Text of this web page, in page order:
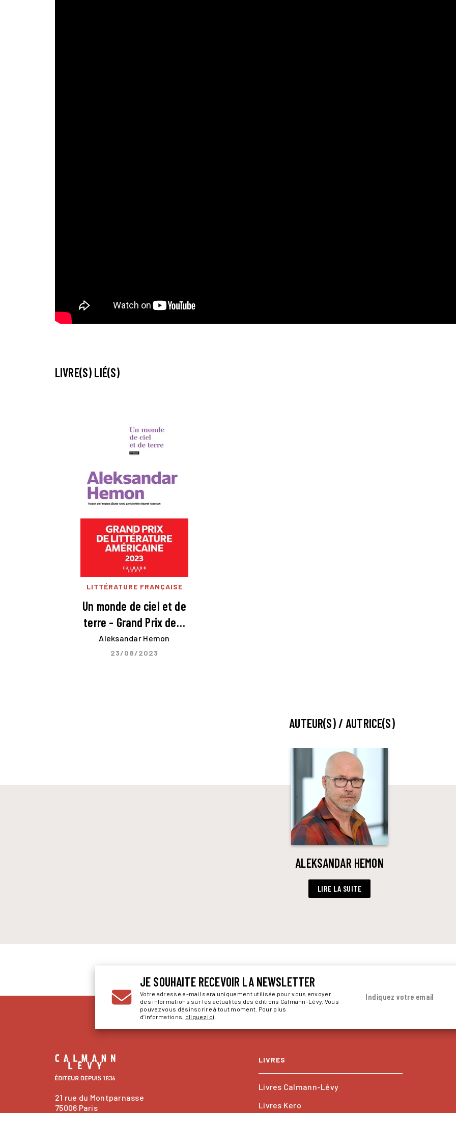
LIVRE(S) LIÉ(S)
LITTÉRATURE FRANÇAISE
Un monde de ciel et de
terre - Grand Prix de…
Aleksandar Hemon
23/08/2023
AUTEUR(S) / AUTRICE(S)
ALEKSANDAR HEMON
LIRE LA SUITE
JE SOUHAITE RECEVOIR LA NEWSLETTER
Votre adresse e-mail sera uniquement utilisée pour vous envoyer
des informations sur les actualités des éditions Calmann-Lévy. Vous
pouvez vous désinscrire à tout moment. Pour plus
d’informations, cliquez ici
Indiquez votre email
21 rue du Montparnasse
75006 Paris
LIVRES
Livres Calmann-Lévy
Livres Kero